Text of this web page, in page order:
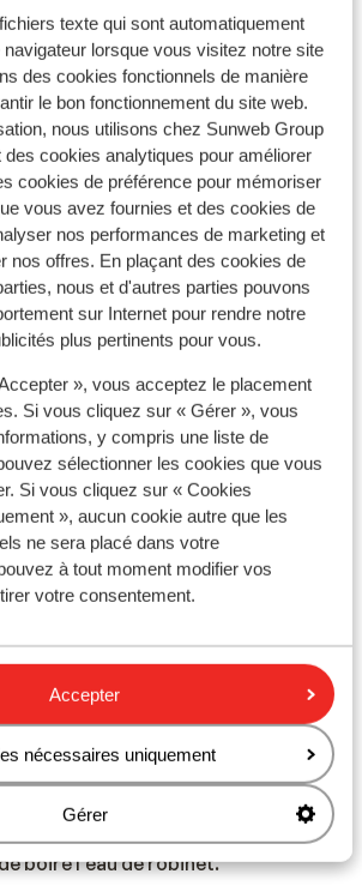
texte qui sont automatiquement
lorsque vous visitez notre site
des cookies fonctionnels de manière
le bon fonctionnement du site web.
nous utilisons chez Sunweb Group
cookies analytiques pour améliorer
cookies de préférence pour mémoriser
vous avez fournies et des cookies de
nos performances de marketing et
nos offres. En plaçant des cookies de
nous et d'autres parties pouvons
sur Internet pour rendre notre
plus pertinents pour vous.
», vous acceptez le placement
Si vous cliquez sur « Gérer », vous
y compris une liste de
sélectionner les cookies que vous
Si vous cliquez sur « Cookies
», aucun cookie autre que les
ne sera placé dans votre
à tout moment modifier vos
votre consentement.
Accepter
nécessaires uniquement
Gérer
pratiques
IMPORTANTE *
doivent remplir le formulaire «
Form » (un formulaire par famille),
avant leur arrivée en Grèce. Vous
ici
plus qu'en France.
est le grec. L’anglais et l’allemand
compris.
officielle est l'euro.
de donner un pourboire de 10%
qu’en France, 220 volts.
boire l'eau de robinet.